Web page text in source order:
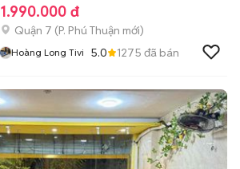
1.990.000 đ
Quận 7 (P. Phú Thuận mới)
Hoàng Long Tivi 5.0 1275 đã bán